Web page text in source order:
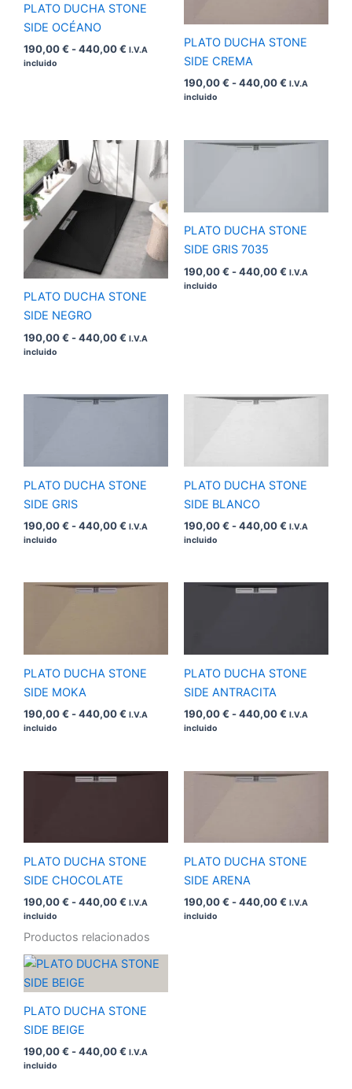
PLATO DUCHA STONE
SIDE OCÉANO
190,00€ -440,00€
190,00 €
I.V.A
incluido
PLATO DUCHA STONE
SIDE CREMA
190,00€ -440,00€
hasta
440,00 €
I.V.A
incluido
PLATO DUCHA STONE
SIDE NEGRO
190,00€ -440,00€
Rango
de
precios:
desde
190,00 €
hasta
440,00 €
I.V.A
incluido
PLATO DUCHA STONE
SIDE GRIS 7035
190,00€ -440,00€
Rango
hasta
440,00 €
I.V.A
incluido
PLATO DUCHA STONE
SIDE GRIS
190,00€ -440,00€
Rango
hasta
440,00 €
I.V.A
incluido
PLATO DUCHA STONE
SIDE BLANCO
190,00€ -440,00€
Rango
hasta
440,00 €
I.V.A
incluido
PLATO DUCHA STONE
SIDE MOKA
190,00€ -440,00€
Rango
hasta
440,00 €
I.V.A
incluido
PLATO DUCHA STONE
SIDE ANTRACITA
190,00€ -440,00€
Rango
hasta
440,00 €
I.V.A
incluido
PLATO DUCHA STONE
SIDE CHOCOLATE
190,00€ -440,00€
Rango
hasta
440,00 €
I.V.A
incluido
PLATO DUCHA STONE
SIDE ARENA
190,00€ -440,00€
Rango
hasta
440,00 €
I.V.A
incluido
Productos relacionados
PLATO DUCHA STONE
SIDE BEIGE
190,00€ -440,00€
Rango
190,00 €
I.V.A
incluido